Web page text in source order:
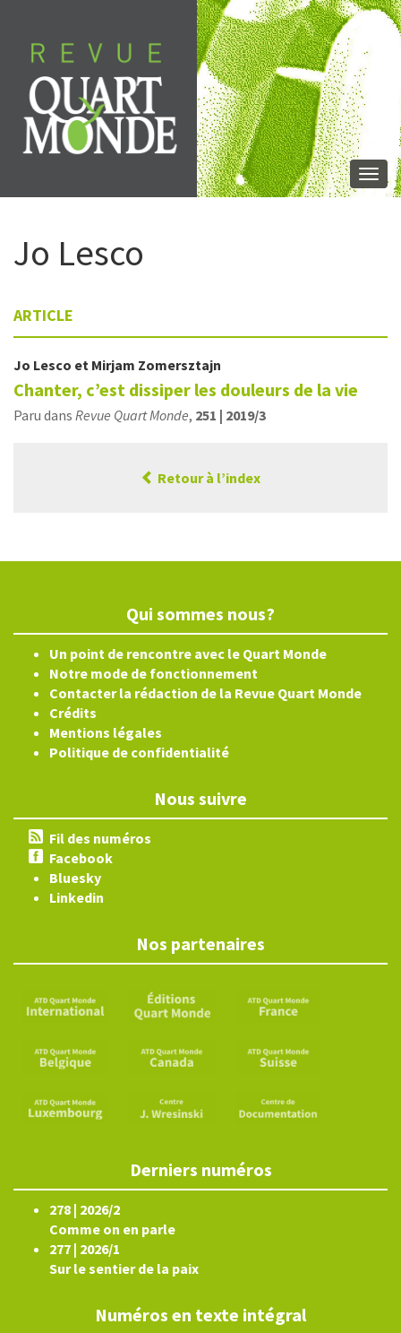
contenu
Jo Lesco
ARTICLE
Jo Lesco et Mirjam Zomersztajn
Chanter, c’est dissiper les douleurs de la vie
Paru dans Revue Quart Monde, 251 | 2019/3
Retour à l’index
Qui sommes nous?
Un point de rencontre avec le Quart Monde
Notre mode de fonctionnement
Contacter la rédaction de la Revue Quart Monde
Crédits
Mentions légales
Politique de confidentialité
Nous suivre
Fil des numéros
Facebook
Bluesky
Linkedin
Nos partenaires
Derniers numéros
278 | 2026/2
Comme on en parle
277 | 2026/1
Sur le sentier de la paix
Numéros en texte intégral